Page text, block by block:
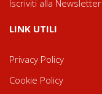
Iscriviti alla Newsletter
LINK UTILI
Privacy Policy
Cookie Policy